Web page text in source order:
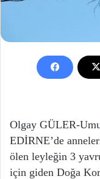
Olgay GÜLER-
EDİRNE’de
ölen leyleğin 3
için giden Doğa